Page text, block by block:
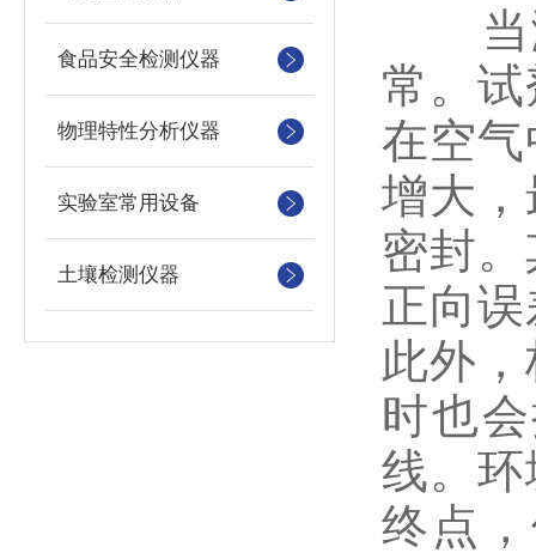
食品安全检测仪器
物理特性分析仪器
实验室常用设备
土壤检测仪器
当测
常。
在空
增大
密封
正向
此外
时也
线。
终点